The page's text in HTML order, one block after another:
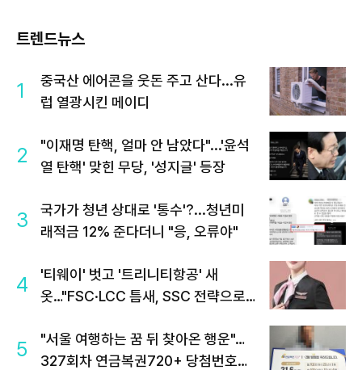
트렌드뉴스
1
중국산 에어콘을 웃돈 주고 산다...유
럽 열광시킨 메이디
2
"이재명 탄핵, 얼마 안 남았다"...'윤석
열 탄핵' 맞힌 무당, '성지글' 등장
3
국가가 청년 상대로 '통수'?...청년미
래적금 12% 준다더니 "응, 오류야"
4
'티웨이' 벗고 '트리니티항공' 새
옷…"FSC·LCC 틈새, SSC 전략으로
5
"서울 여행하는 꿈 뒤 찾아온 행운"…
327회차 연금복권720+ 당첨번호조